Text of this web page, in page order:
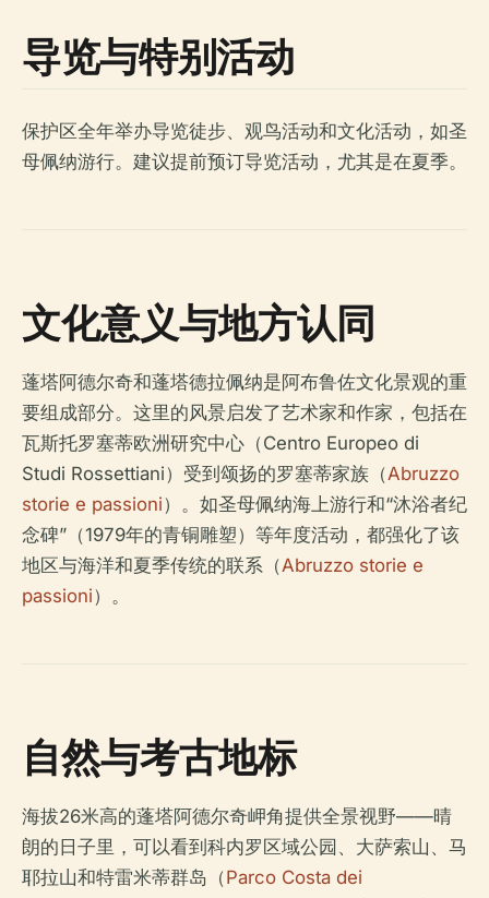
导览与特别活动
保护区全年举办导览徒步、观鸟活动和文化活动，如圣
母佩纳游行。建议提前预订导览活动，尤其是在夏季。
文化意义与地方认同
蓬塔阿德尔奇和蓬塔德拉佩纳是阿布鲁佐文化景观的重
要组成部分。这里的风景启发了艺术家和作家，包括在
瓦斯托罗塞蒂欧洲研究中心（Centro Europeo di
Studi Rossettiani）受到颂扬的罗塞蒂家族（Abruzzo
storie e passioni）。如圣母佩纳海上游行和“沐浴者纪
念碑”（1979年的青铜雕塑）等年度活动，都强化了该
地区与海洋和夏季传统的联系（Abruzzo storie e
passioni）。
自然与考古地标
海拔26米高的蓬塔阿德尔奇岬角提供全景视野——晴
朗的日子里，可以看到科内罗区域公园、大萨索山、马
耶拉山和特雷米蒂群岛（Parco Costa dei